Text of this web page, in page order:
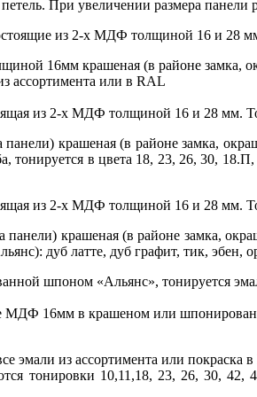
При увеличении размера панели
из 2-х МДФ толщиной 16 и 28
16мм крашеная (в районе замка,
ассортимента или в RAL
из 2-х МДФ толщиной 16 и 28 мм.
крашеная (в районе замка,
в цвета 18, 23, 26, 30,
из 2-х МДФ толщиной 16 и 28 мм.
крашеная (в районе замка,
дуб латте, дуб графит, тик, эбен,
шпоном «Альянс», тонируется
МДФ 16мм в крашеном или
эмали из ассортимента или покраска
тонировки 10,11,18, 23, 26, 30,